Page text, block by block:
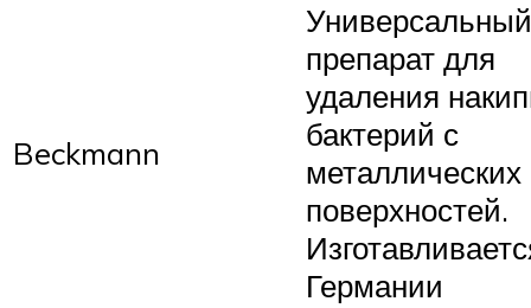
Beckmann
Универсальный
препарат для
удаления
бактерий с
металлических
поверхностей.
Германии